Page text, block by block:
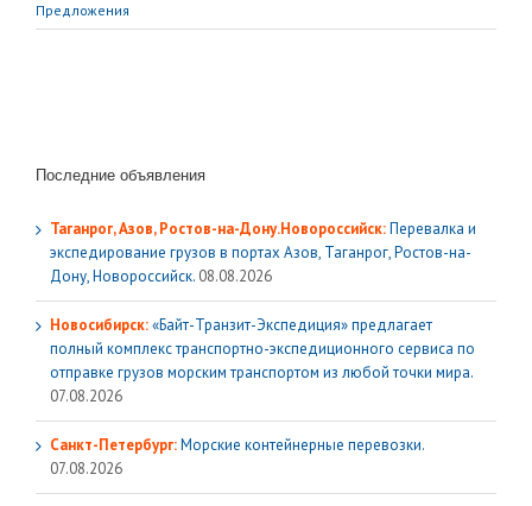
Предложения
Последние объявления
Таганрог, Азов, Ростов-на-Дону.Новороссийск:Перевалка и
экспедирование грузов в портах Азов, Таганрог, Ростов-на-
Дону, Новороссийск. 08.08.2026
Новосибирск:«Байт-Транзит-Экспедиция» предлагает
полный комплекс транспортно-экспедиционного сервиса по
отправке грузов морским транспортом из любой точки мира.
07.08.2026
Санкт-Петербург:Морские контейнерные перевозки.
07.08.2026